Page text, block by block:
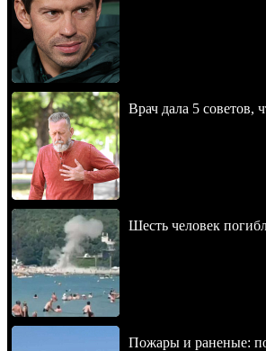
Врач дала 5 советов,
Шесть человек
Пожары и раненые: